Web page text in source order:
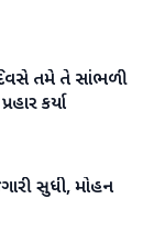
તમે તે સાંભળી
કર્યા
સુધી, મોહન